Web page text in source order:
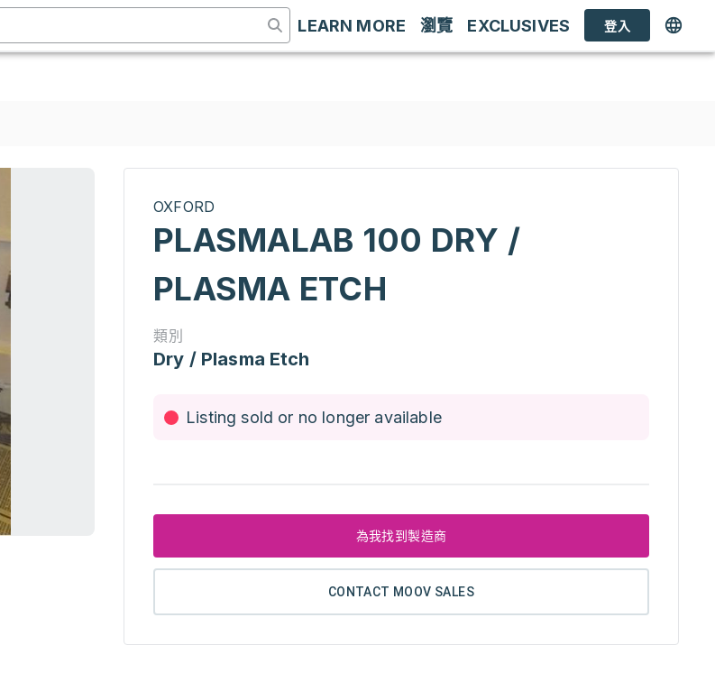
LEARN MORE 瀏覽 EXCLUSIVES 登入
OXFORD
PLASMALAB 100 DRY /
PLASMA ETCH
類別
Dry / Plasma Etch
Listing sold or no longer available
為我找到製造商
CONTACT MOOV SALES